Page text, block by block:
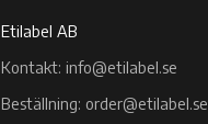
Etilabel AB
Kontakt: info@etilabel.se
Beställning: order@etilabel.se